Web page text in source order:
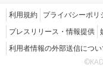
利用規約 プライバシーポリ
プレスリリース・情報提供
利用者情報の外部送信につい